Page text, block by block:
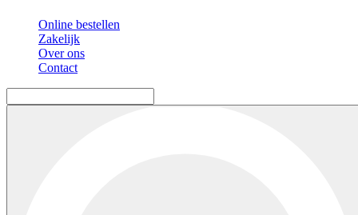
Online bestellen
Zakelijk
Over ons
Contact